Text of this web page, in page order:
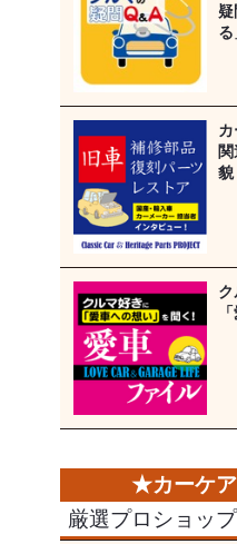
疑
る
カ
貌
厳選プロショッ